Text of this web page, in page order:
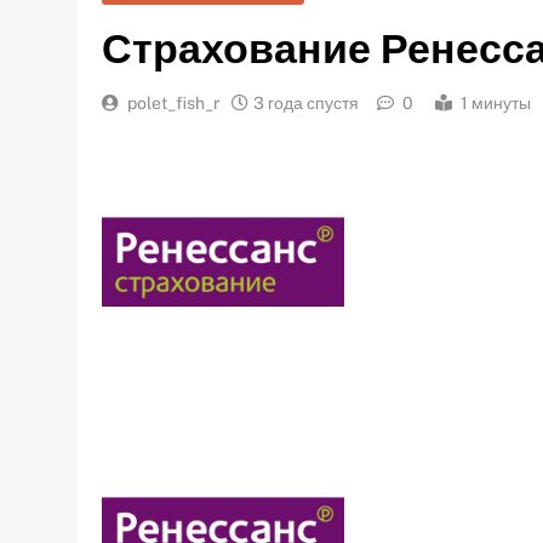
Страхование
polet_fish_r 3 года спустя 0 1 минуты